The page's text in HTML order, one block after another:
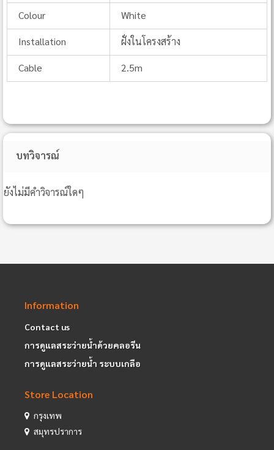
Colour White
Installation ฝั่งในโครงสร้าง
Cable 2.5m
บทวิจารณ์
ยังไม่มีคำวิจารณ์ใดๆ
Information
Contact us
การดูแลสระว่ายน้ำด้วยคลอรีน
การดูแลสระว่ายน้ำ ระบบเกลือ
Store Location
กรุงเทพ
สมุทรปราการ